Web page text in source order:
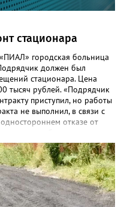
стационара
городская больница
должен был
стационара. Цена
тысяч рублей. «Подрядчик
приступил, но работы
не выполнил, в связи с
отказе от
служба приняла
недобросовестных
подрядчик будет два